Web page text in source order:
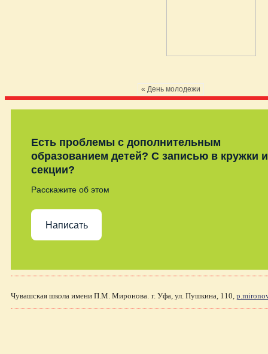
« День молодежи
Есть проблемы с дополнительным
образованием детей? С записью в кружки и
секции?
Расскажите об этом
Написать
Чувашская школа имени П.М. Миронова. г. Уфа, ул. Пушкина, 110,